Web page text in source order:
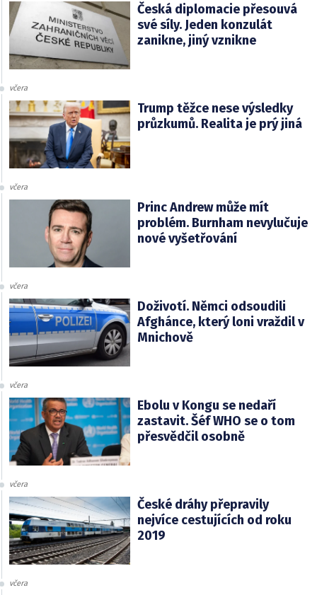
Česká diplomacie přesouvá
své síly. Jeden konzulát
zanikne, jiný vznikne
včera
Trump těžce nese výsledky
průzkumů. Realita je prý jiná
včera
Princ Andrew může mít
problém. Burnham nevylučuje
nové vyšetřování
včera
Doživotí. Němci odsoudili
Afghánce, který loni vraždil v
Mnichově
včera
Ebolu v Kongu se nedaří
zastavit. Šéf WHO se o tom
přesvědčil osobně
včera
České dráhy přepravily
nejvíce cestujících od roku
2019
včera